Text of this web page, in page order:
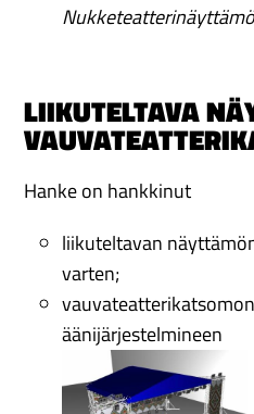
LIIKUTELTAVA
Hanke on hankkinut
liikuteltavan
varten;
äänijärjestelmineen